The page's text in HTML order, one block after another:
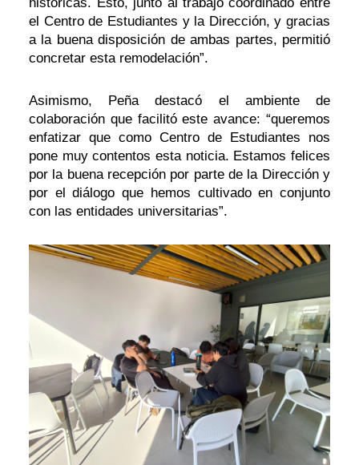
el Centro de Estudiantes y la Dirección, y gracias
a la buena disposición de ambas partes, permitió
concretar esta remodelación”.
Asimismo, Peña destacó el ambiente de
colaboración que facilitó este avance: “queremos
enfatizar que como Centro de Estudiantes nos
pone muy contentos esta noticia. Estamos felices
por la buena recepción por parte de la Dirección y
por el diálogo que hemos cultivado en conjunto
con las entidades universitarias”.